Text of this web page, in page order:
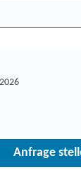
Anfrage